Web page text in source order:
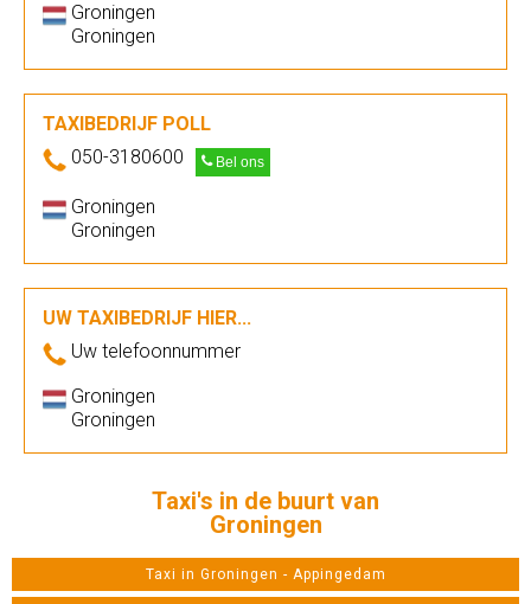
Groningen
Groningen
TAXIBEDRIJF POLL
050-3180600
Bel ons
Groningen
Groningen
UW TAXIBEDRIJF HIER...
Uw telefoonnummer
Groningen
Groningen
Taxi's in de buurt van
Groningen
Taxi in Groningen - Appingedam